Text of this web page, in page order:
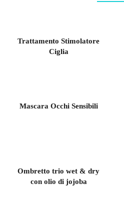
Trattamento Stimolatore
Ciglia
Mascara Occhi Sensibili
Ombretto trio wet & dry
con olio di jojoba